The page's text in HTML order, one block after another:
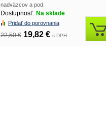
nadväzcov a pod.
Dostupnosť: Na sklade
Pridať do porovnania
22,50 € 19,82 € s DPH